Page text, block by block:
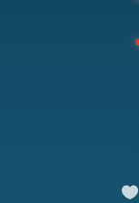
